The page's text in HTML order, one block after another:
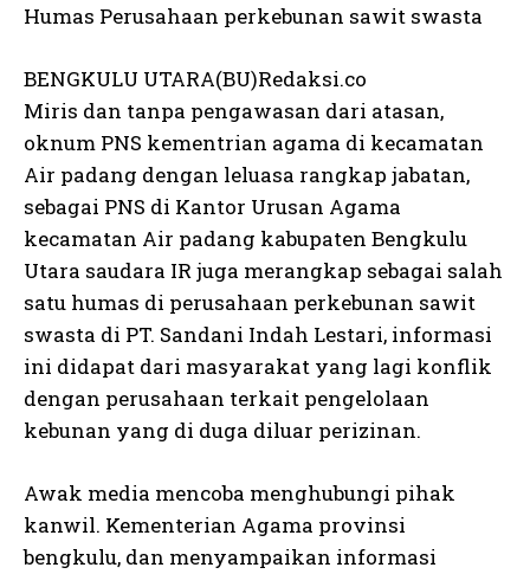
Humas Perusahaan perkebunan sawit swasta
BENGKULU UTARA(BU)Redaksi.co
Miris dan tanpa pengawasan dari atasan,
oknum PNS kementrian agama di kecamatan
Air padang dengan leluasa rangkap jabatan,
sebagai PNS di Kantor Urusan Agama
kecamatan Air padang kabupaten Bengkulu
Utara saudara IR juga merangkap sebagai salah
satu humas di perusahaan perkebunan sawit
swasta di PT. Sandani Indah Lestari, informasi
ini didapat dari masyarakat yang lagi konflik
dengan perusahaan terkait pengelolaan
kebunan yang di duga diluar perizinan.
Awak media mencoba menghubungi pihak
kanwil. Kementerian Agama provinsi
bengkulu, dan menyampaikan informasi